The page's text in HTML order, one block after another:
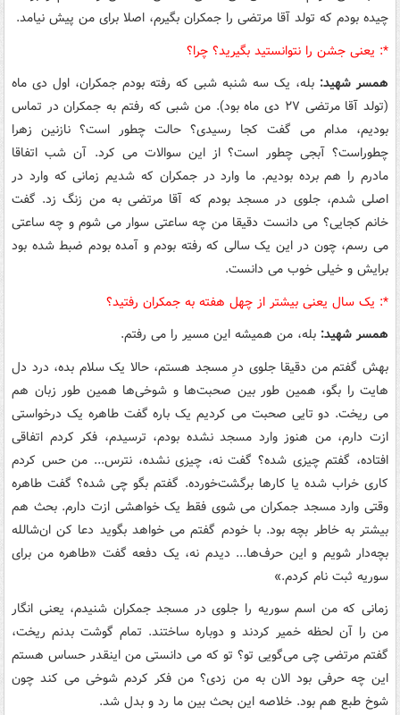
چیده بودم که تولد آقا مرتضی را جمکران بگیرم، اصلا برای من پیش نیامد.
*:‌ یعنی جشن را نتوانستید بگیرید؟ چرا؟
همسر شهید: بله، یک سه شنبه شبی که رفته بودم جمکران، اول دی ماه
(تولد آقا مرتضی ۲۷ دی ماه بود). من شبی که رفتم به جمکران در تماس
بودیم، مدام می گفت کجا رسیدی؟ حالت چطور است؟ نازنین زهرا
چطوراست؟ آبجی چطور است؟ از این سوالات می کرد. آن شب اتفاقا
مادرم را هم برده بودیم. ما وارد در جمکران که شدیم زمانی که وارد در
اصلی شدم، جلوی در مسجد بودم که آقا مرتضی به من زنگ زد. گفت
خانم کجایی؟ می دانست دقیقا من چه ساعتی سوار می شوم و چه ساعتی
می رسم، چون در این یک سالی که رفته بودم و آمده بودم ضبط شده بود
برایش و خیلی خوب می دانست.
*:‌ یک سال یعنی بیشتر از چهل هفته به جمکران رفتید؟
همسر شهید: بله، من همیشه این مسیر را می رفتم.
بهش گفتم من دقیقا جلوی درِ مسجد هستم، حالا یک سلام بده، درد دل
هایت را بگو، همین طور بین صحبت‌ها و شوخی‌ها همین طور زبان هم
می ریخت. دو تایی صحبت می کردیم یک باره گفت طاهره یک درخواستی
ازت دارم، من هنوز وارد مسجد نشده بودم، ترسیدم، فکر کردم اتفاقی
افتاده، گفتم چیزی شده؟ گفت نه، چیزی نشده، نترس... من حس کردم
کاری خراب شده یا کارها برگشت‌خورده. گفتم بگو چی شده؟ گفت طاهره
وقتی وارد مسجد جمکران می شوی فقط یک خواهشی ازت دارم. بحث هم
بیشتر به خاطر بچه بود. با خودم گفتم می خواهد بگوید دعا کن ان‌شالله
بچه‌دار شویم و این حرف‌ها... دیدم نه، یک دفعه گفت «طاهره من برای
سوریه ثبت نام کردم.»
زمانی که من اسم سوریه را جلوی در مسجد جمکران شنیدم، یعنی انگار
من را آن لحظه خمیر کردند و دوباره ساختند. تمام گوشت بدنم ریخت،
گفتم مرتضی چی می‌گویی تو؟ تو که می دانستی من اینقدر حساس هستم
این چه حرفی بود الان به من زدی؟ من فکر کردم شوخی می کند چون
شوخ طبع هم بود. خلاصه این بحث بین ما رد و بدل شد.